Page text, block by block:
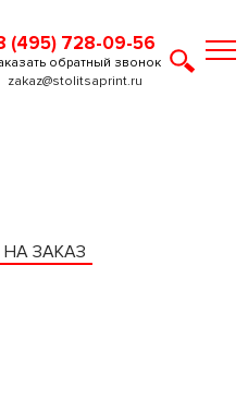
(495) 728-09-56
zakaz@stolitsaprint.ru
обратный звонок
ЗАКАЗ